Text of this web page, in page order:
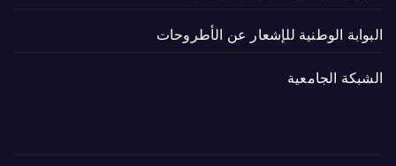
البوابة الوطنية للإشعار عن الأطروحات
الشبكة الجامعية